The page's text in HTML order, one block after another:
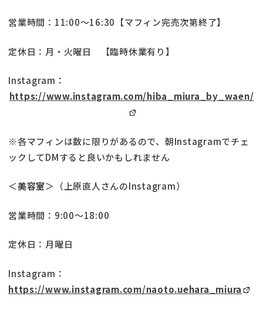
営業時間：11:00〜16:30【マフィン完売次第終了】
定休日：月・火曜日 【臨時休業有り】
Instagram：
https://www.instagram.com/hiba_miura_by_waen/
※各マフィンは数に限りがあるので、朝Instagramでチェ
ックしてDMすると良いかもしれません
＜美容室＞（上原直人さんのInstagram）
営業時間：9:00〜18:00
定休日：月曜日
Instagram：
https://www.instagram.com/naoto.uehara_miura